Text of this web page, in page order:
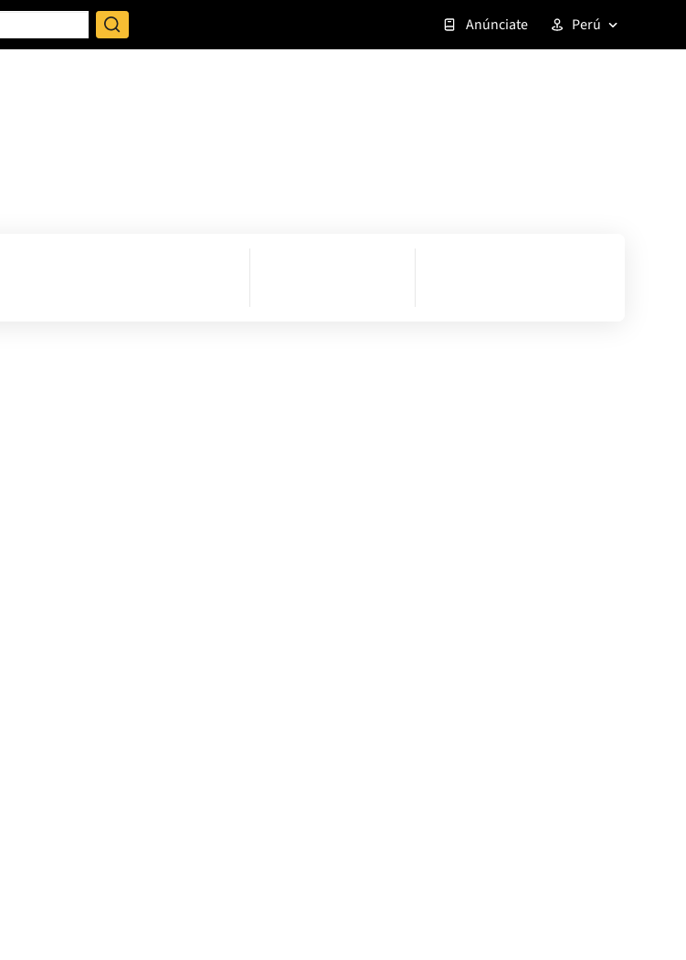
Anúnciate Perú